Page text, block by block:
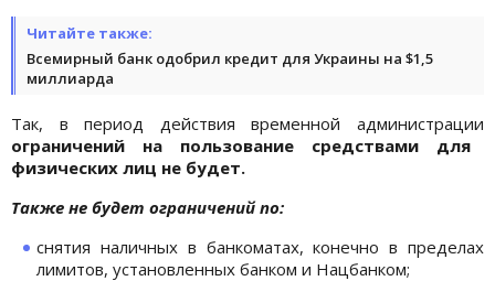
Читайте также:
Всемирный банк одобрил кредит для Украины на $1,5
миллиарда
Так, в период действия временной администрации
ограничений на пользование средствами для
физических лиц не будет.
Также не будет ограничений по:
снятия наличных в банкоматах, конечно в пределах
лимитов, установленных банком и Нацбанком;